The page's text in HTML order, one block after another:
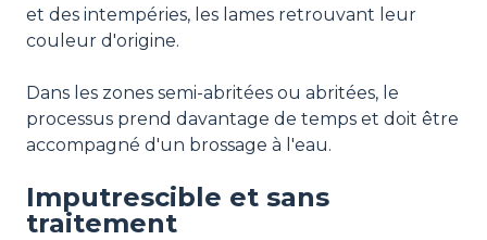
et des intempéries, les lames retrouvant leur
couleur d'origine.
Dans les zones semi-abritées ou abritées, le
processus prend davantage de temps et doit être
accompagné d'un brossage à l'eau.
Imputrescible et sans
traitement